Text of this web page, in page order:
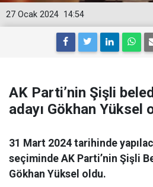
14:54
27 Ocak 2024
AK Parti’nin Şişli
adayı Gökhan Yüksel
31 Mart 2024 tarihinde
seçiminde AK Parti’nin Şişli
Gökhan Yüksel oldu.